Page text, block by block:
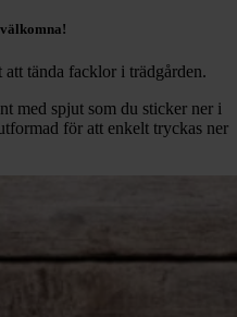
tända facklor i trädgården.
med spjut som du sticker ner i
för att enkelt tryckas ner